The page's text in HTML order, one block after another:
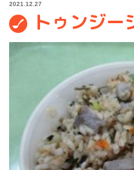
2021.12.27
トゥンジー